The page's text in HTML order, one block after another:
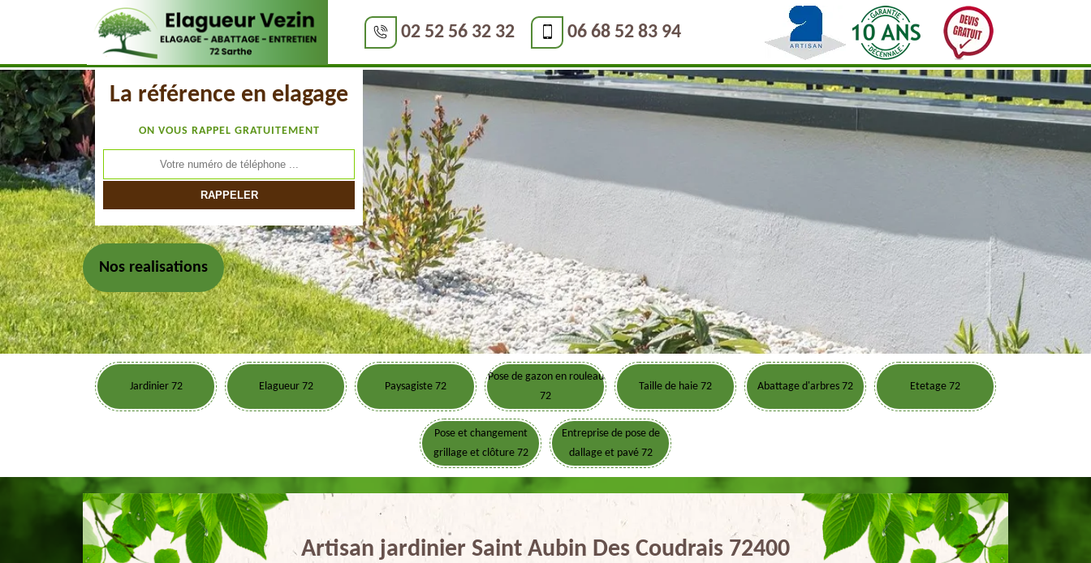
02 52 56 32 32 06 68 52 83 94
La référence en elagage
ON VOUS RAPPEL GRATUITEMENT
Nos realisations
Jardinier 72 Elagueur 72 Paysagiste 72
Pose de gazon en rouleau
72
Taille de haie 72 Abattage d'arbres 72 Etetage 72
Pose et changement
grillage et clôture 72
Entreprise de pose de
dallage et pavé 72
Artisan jardinier Saint Aubin Des Coudrais 72400